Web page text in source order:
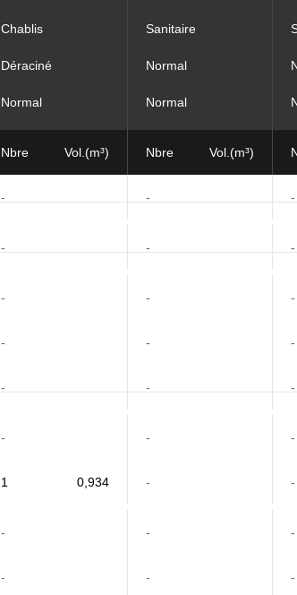
Chablis Sanitaire
Déraciné Normal
Normal Normal
Nbre Vol.(m³) Nbre Vol.(m³)
- - -
- - -
- - -
- - -
- - -
- - -
1 - -
0,934
- - -
- - -